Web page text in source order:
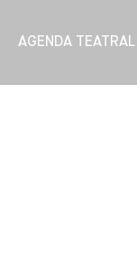
AGENDA TEATRAL